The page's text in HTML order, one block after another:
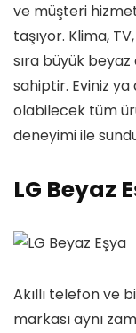
ve müşteri
taşıyor. Klima,
sıra büyük beyaz
sahiptir. Eviniz ya
olabilecek tüm
deneyimi ile
LG Beyaz
Akıllı telefon ve
markası aynı